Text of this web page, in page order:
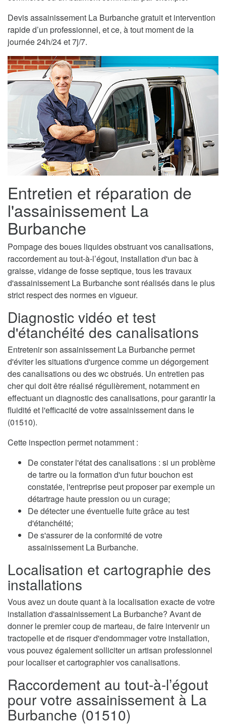
Devis assainissement La Burbanche gratuit et intervention
rapide d’un professionnel, et ce, à tout moment de la
journée 24h/24 et 7j/7.
Entretien et réparation de
l'assainissement La
Burbanche
Pompage des boues liquides obstruant vos canalisations,
raccordement au tout-à-l’égout, installation d'un bac à
graisse, vidange de fosse septique, tous les travaux
d'assainissement La Burbanche sont réalisés dans le plus
strict respect des normes en vigueur.
Diagnostic vidéo et test
d'étanchéité des canalisations
Entretenir son assainissement La Burbanche permet
d'éviter les situations d'urgence comme un dégorgement
des canalisations ou des wc obstrués. Un entretien pas
cher qui doit être réalisé régulièrement, notamment en
effectuant un diagnostic des canalisations, pour garantir la
fluidité et l'efficacité de votre assainissement dans le
(01510).
Cette inspection permet notamment :
De constater l'état des canalisations : si un problème
de tartre ou la formation d'un futur bouchon est
constatée, l'entreprise peut proposer par exemple un
détartrage haute pression ou un curage;
De détecter une éventuelle fuite grâce au test
d'étanchéité;
De s'assurer de la conformité de votre
assainissement La Burbanche.
Localisation et cartographie des
installations
Vous avez un doute quant à la localisation exacte de votre
installation d'assainissement La Burbanche? Avant de
donner le premier coup de marteau, de faire intervenir un
tractopelle et de risquer d'endommager votre installation,
vous pouvez également solliciter un artisan professionnel
pour localiser et cartographier vos canalisations.
Raccordement au tout-à-l’égout
pour votre assainissement à La
Burbanche (01510)